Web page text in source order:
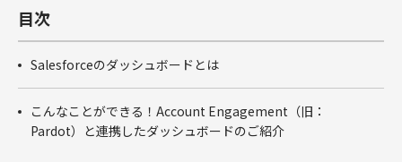
クショップ
商談フェー
クショップ
サクセスパ
スワークシ
目次
Salesforceのダッシュボードとは
こんなことができる！Account Engagement（旧：
Pardot）と連携したダッシュボードのご紹介